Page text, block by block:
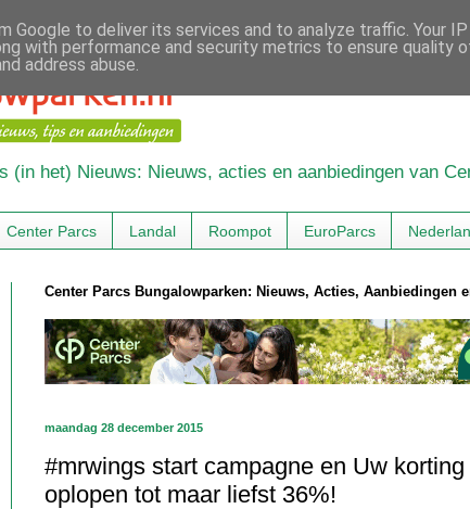
(in het) Nieuws: Nieuws, acties en aanbiedingen van
Center Parcs Landal Roompot EuroParcs
Center Parcs Bungalowparken: Nieuws, Acties, Aanbiedingen
maandag 28 december 2015
#mrwings start campagne en Uw
oplopen tot maar liefst 36%!
Google to deliver its services and to analyze traffic. Your
with performance and security metrics to ensure quality
address abuse.